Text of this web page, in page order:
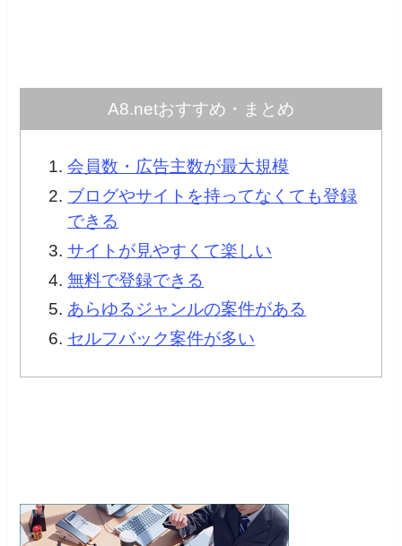
A8.netおすすめ・まとめ
会員数・広告主数が最大規模
ブログやサイトを持ってなくても登録
できる
サイトが見やすくて楽しい
無料で登録できる
あらゆるジャンルの案件がある
セルフバック案件が多い